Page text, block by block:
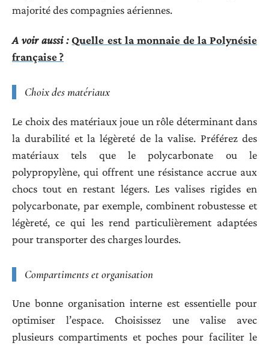
majorité des compagnies aériennes.
A voir aussi : Quelle est la monnaie de la Polynésie
française ?
Choix des matériaux
Le choix des matériaux joue un rôle déterminant dans
la durabilité et la légèreté de la valise. Préférez des
matériaux tels que le polycarbonate ou le
polypropylène, qui offrent une résistance accrue aux
chocs tout en restant légers. Les valises rigides en
polycarbonate, par exemple, combinent robustesse et
légèreté, ce qui les rend particulièrement adaptées
pour transporter des charges lourdes.
Compartiments et organisation
Une bonne organisation interne est essentielle pour
optimiser l’espace. Choisissez une valise avec
plusieurs compartiments et poches pour faciliter le